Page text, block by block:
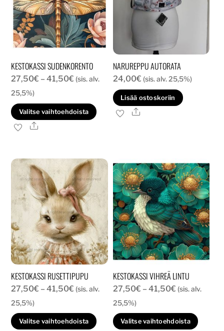
KESTOKASSI SUDENKORENTO
27,50€ – 41,50€ Hintaluokka:
-
41,50€
(sis. alv.
25,5%)
Valitse vaihtoehdoista
Tällä
muunnelma.
Voit
tehdä
valinnat
tuotteen
sivulla.
Ale
NARUREPPU AUTORATA
24,00€ (sis. alv. 25,5%)
Lisää ostoskoriin
Ale
KESTOKASSI RUSETTIPUPU
27,50€ – 41,50€ Hintaluokka:
-
41,50€
(sis. alv.
25,5%)
Valitse vaihtoehdoista
Tällä
KESTOKASSI VIHREÄ LINTU
27,50€ – 41,50€Hintaluokka:
-
41,50€
(sis. alv.
25,5%)
Valitse vaihtoehdoista